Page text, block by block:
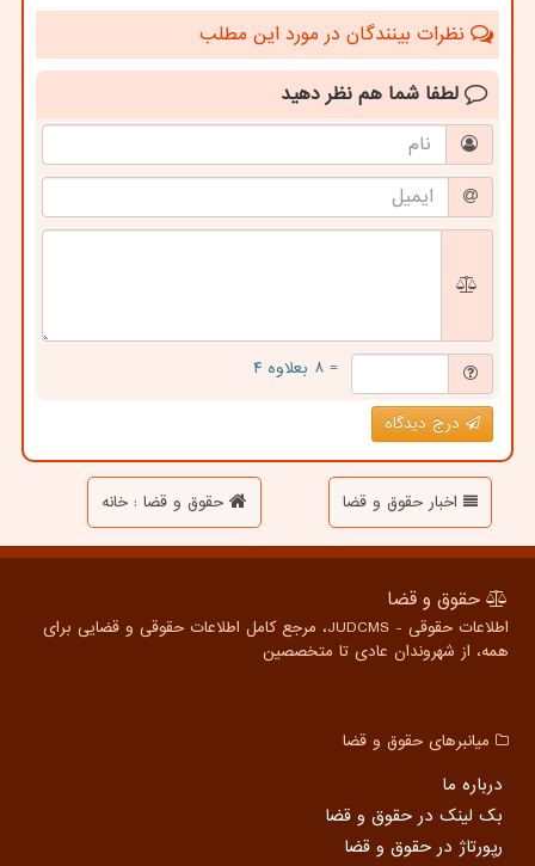
نظرات بینندگان در مورد این مطلب
لطفا شما هم نظر دهید
= ۸ بعلاوه ۴
درج دیدگاه
اخبار حقوق و قضا حقوق و قضا : خانه
حقوق و قضا
اطلاعات حقوقی - JUDCMS، مرجع کامل اطلاعات حقوقی و قضایی برای
همه، از شهروندان عادی تا متخصصین
میانبرهای حقوق و قضا
درباره ما
بک لینک در حقوق و قضا
رپورتاژ در حقوق و قضا